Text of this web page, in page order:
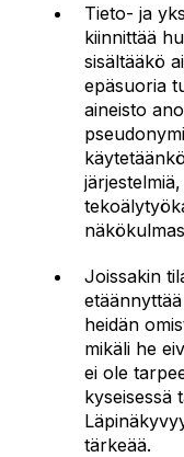
Tieto- ja
kiinnittää
sisältääkö
epäsuoria
aineisto
Joissakin
heidän
mikäli he
ei ole
kyseisessä
tärkeää.